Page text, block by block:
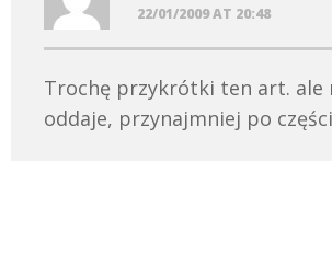
22/01/2009 AT 20:48
Trochę przykrótki ten art. ale
oddaje, przynajmniej po